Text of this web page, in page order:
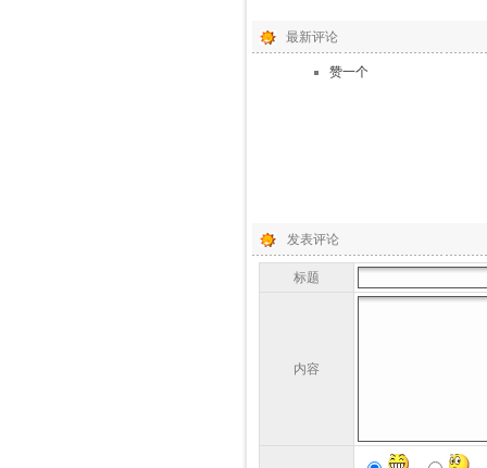
最新评论
赞一个
发表评论
标题
内容